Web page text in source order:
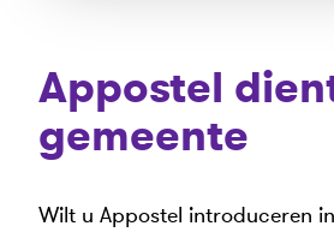
Appostel
gemeente
Wilt u Appostel introduceren